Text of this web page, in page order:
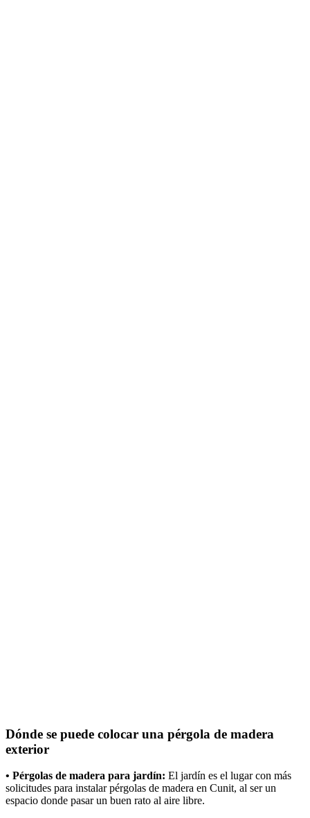
Dónde se puede colocar una pérgola de madera
exterior
• Pérgolas de madera para jardín: El jardín es el lugar con más
solicitudes para instalar pérgolas de madera en Cunit, al ser un
espacio donde pasar un buen rato al aire libre.